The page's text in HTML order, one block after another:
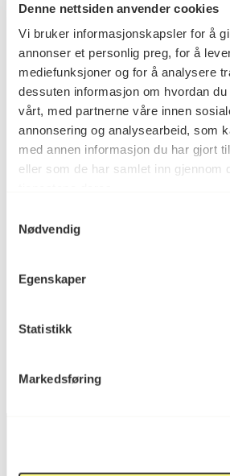
Denne nettsiden anvender cookies
Vi bruker informasjonskapsler for å
annonser et personlig preg, for å
mediefunksjoner og for å analysere
dessuten informasjon om hvordan
vårt, med partnerne våre innen
annonsering og analysearbeid, som
med annen informasjon du har gjort
eller som de har samlet inn gjennom
Nødvendig
Egenskaper
Statistikk
Markedsføring
Kategori Grafikk
Teknikk og
materiale
–